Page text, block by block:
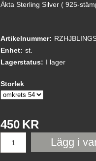
Äkta Sterling Silver ( 925-
Artikelnummer:
Enhet: st.
Lagerstatus: I lager
Storlek
450 KR
Lägg i